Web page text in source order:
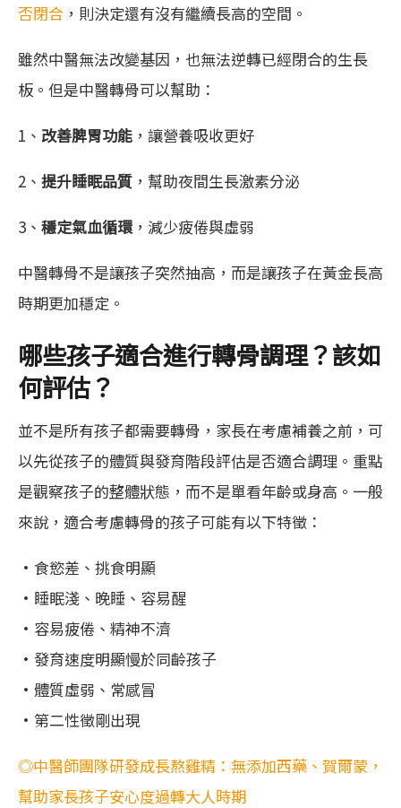
否閉合 ，則決定還有沒有繼續長高的空間。
雖然中醫無法改變基因，也無法逆轉已經閉合的生長
板。但是中醫轉骨可以幫助：
1、 改善脾胃功能 ，讓營養吸收更好
2、 提升睡眠品質 ，幫助夜間生長激素分泌
3、 穩定氣血循環 ，減少疲倦與虛弱
中醫轉骨不是讓孩子突然抽高，而是讓孩子在黃金長高
時期更加穩定。
哪些孩子適合進行轉骨調理？該如
何評估？
並不是所有孩子都需要轉骨，家長在考慮補養之前，可
以先從孩子的體質與發育階段評估是否適合調理。重點
是觀察孩子的整體狀態，而不是單看年齡或身高。一般
來說，適合考慮轉骨的孩子可能有以下特徵：
•食慾差、挑食明顯
•睡眠淺、晚睡、容易醒
•容易疲倦、精神不濟
•發育速度明顯慢於同齡孩子
•體質虛弱、常感冒
•第二性徵剛出現
◎中醫師團隊研發成長熬雞精：無添加西藥、賀爾蒙，
幫助家長孩子安心度過轉大人時期